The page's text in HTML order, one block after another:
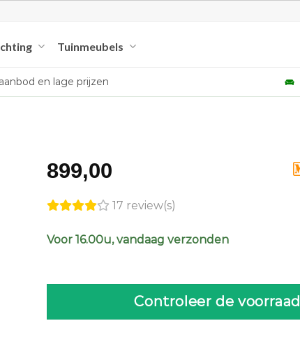
Tuinmeubels
en lage prijzen
899,00
17 review(s)
Voor 16.00u, vandaag verzonden
Controleer de voorraad